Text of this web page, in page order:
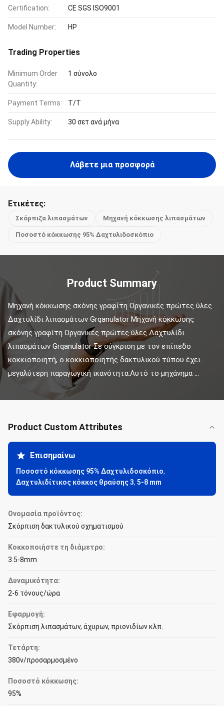
Certification: CE SGS ISO9001
Model Number: HP
Trading Properties
Minimum Order
Quantity:
1 σύνολο
Payment Terms: Τ/Τ
Supply Ability: 30 σετ ανά μήνα
Λάβετε μια προσφορά
Ετικέτες:
Σκόρπιζα λιπασμάτων Μηχανή κόκκωσης λιπασμάτων
Ποσοστό κόκκωσης 95% Δαχτυλιδοσκόπιο
Product Summary
Μηχανή κόκκωσης σκόνης γραφίτη Οργανικές πρώτες ύλες
Δαχτυλίδι λιπασμάτων Grqanulator Μηχανή κόκκωσης
σκόνης γραφίτη Οργανικές πρώτες ύλες Δαχτυλίδι
λιπασμάτων Grqanulator Σε σύγκριση με τον επίπεδο
κοκκιοποιητή, ο κοκκιοποιητής δακτυλικού τύπου έχει
μεγαλύτερη παραγωγική ικανότητα.Αυτό το μηχάνημα ...
Product Custom Attributes
Επισημαίνω
Ποσοστό κόκκωσης 95% Δαχτυλιδοσκόπιο,
Δαχτυλιδίτικος κόκκος θραύσης 3, 5-8 mm
Ονομασία προϊόντος:
Σκόρπιση δακτυλικού σχηματισμού
Κοκκοποιήστε τη διάμετρο:
3.5-8mm
Δυναμικότητα:
2-6 τόνους/ώρα
Εφαρμογή:
Σκόρπιση λιπασμάτων, άχυρων, πριονιδίων κλπ.
Τετάρτη:
380v/προσαρμοσμένο
Ποσοστό κόκκωσης:
95%